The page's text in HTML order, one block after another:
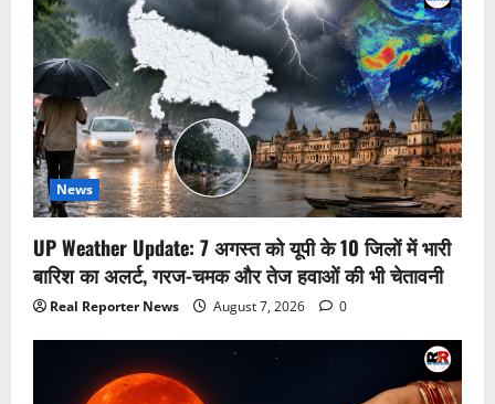
News
UP Weather Update: 7 अगस्त को यूपी के 10 जिलों में भारी
बारिश का अलर्ट, गरज-चमक और तेज हवाओं की भी चेतावनी
Real Reporter News August 7, 2026 0